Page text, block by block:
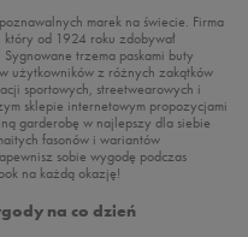
marek na świecie. Firma
który od 1924 roku zdobywał
trzema paskami buty
użytkowników z różnych zakątków
sportowych, streetwearowych i
sklepie internetowym propozycjami
garderobę w najlepszy dla siebie
fasonów i wariantów
sobie wygodę podczas
na każdą okazję!
na co dzień